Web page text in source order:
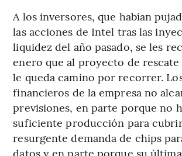
A los inversores, que habían
las acciones de Intel tras las
liquidez del año pasado, se les
enero que al proyecto de rescate
le queda camino por recorrer.
financieros de la empresa no
previsiones, en parte porque no
suficiente producción para
resurgente demanda de chips
datos y en parte porque su